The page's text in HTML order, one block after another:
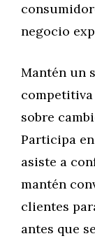
negocio
Mantén un
sobre
Participa
asiste a
mantén
clientes
antes que